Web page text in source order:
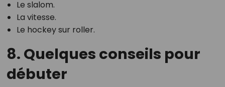
Le slalom.
La vitesse.
Le hockey sur roller.
8. Quelques conseils pour
débuter